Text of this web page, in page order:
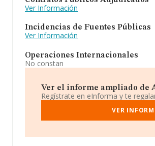
Ver Información
Incidencias de Fuentes Públicas
Ver Información
Operaciones Internacionales
No constan
Ver el informe ampliado de
Regístrate en eInforma y te
VER